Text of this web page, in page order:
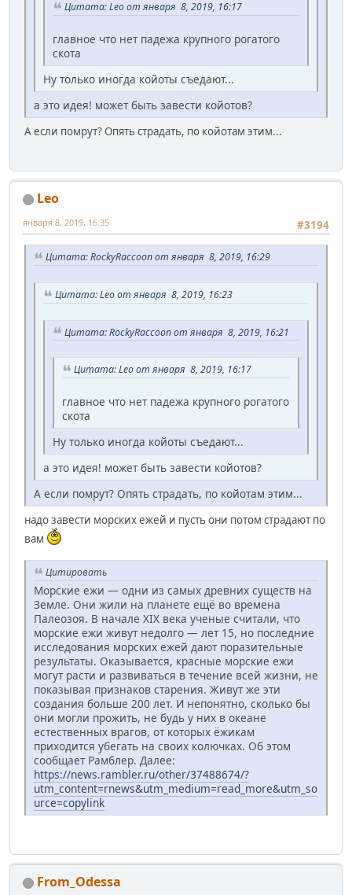
Цитата: Leo от января 8, 2019, 16:17
главное что нет падежа крупного рогатого
скота
Ну только иногда койоты съедают...
а это идея! может быть завести койотов?
А если помрут? Опять страдать, по койотам этим...
Leo
#3194
января 8, 2019, 16:35
Цитата: RockyRaccoon от января 8, 2019, 16:29
Цитата: Leo от января 8, 2019, 16:23
Цитата: RockyRaccoon от января 8, 2019, 16:21
Цитата: Leo от января 8, 2019, 16:17
главное что нет падежа крупного рогатого
скота
Ну только иногда койоты съедают...
а это идея! может быть завести койотов?
А если помрут? Опять страдать, по койотам этим...
надо завести морских ежей и пусть они потом страдают по
вам
Цитировать
Морские ежи — одни из самых древних существ на
Земле. Они жили на планете ещё во времена
Палеозоя. В начале XIX века ученые считали, что
морские ежи живут недолго — лет 15, но последние
исследования морских ежей дают поразительные
результаты. Оказывается, красные морские ежи
могут расти и развиваться в течение всей жизни, не
показывая признаков старения. Живут же эти
создания больше 200 лет. И непонятно, сколько бы
они могли прожить, не будь у них в океане
естественных врагов, от которых ёжикам
приходится убегать на своих колючках. Об этом
сообщает Рамблер. Далее:
https://news.rambler.ru/other/37488674/?
utm_content=rnews&utm_medium=read_more&utm_so
urce=copylink
From_Odessa